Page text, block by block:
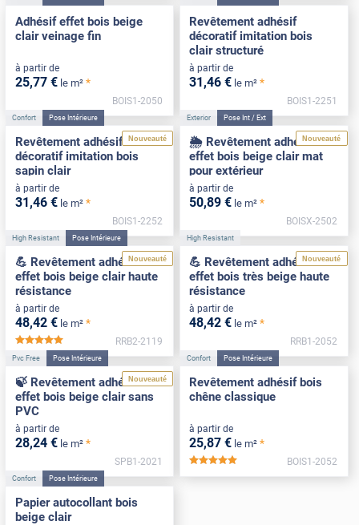
Adhésif effet bois beige
clair veinage fin
à partir de
25,77 € le m² *
BOIS1-2050
Revêtement adhésif
décoratif imitation bois
clair structuré
à partir de
31 ,46 € le m² *
BOIS1-2251
Nouveauté
Confort Pose Intérieure
Revêtement adhésif
décoratif imitation bois
sapin clair
à partir de
31 ,46 € le m² *
BOIS1-2252
Nouveauté
Exterior Pose Int / Ext
🌦️ Revêtement adhésif
effet bois beige clair mat
pour extérieur
à partir de
50,89 € le m² *
BOISX-2502
Nouveauté
High Resistant Pose Intérieure
💪 Revêtement adhésif
effet bois beige clair haute
résistance
à partir de
48,42 € le m² *
*****
RRB2-2119
Nouveauté
High Resistant
💪 Revêtement adhésif
effet bois très beige haute
résistance
à partir de
48,42 € le m² *
RRB1-2052
Nouveauté
Pvc Free Pose Intérieure
🍃 Revêtement adhésif
effet bois beige clair sans
PVC
à partir de
28,24 € le m² *
SPB1-2021
Confort Pose Intérieure
Revêtement adhésif bois
chêne classique
à partir de
25,87 € le m² *
BOIS1-2052
Confort Pose Intérieure
Papier autocollant bois
beige clair